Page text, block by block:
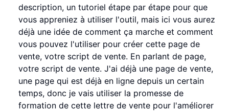
description, un tutoriel étape par étape pour que
vous appreniez à utiliser l'outil, mais ici vous aurez
déjà une idée de comment ça marche et comment
vous pouvez l'utiliser pour créer cette page de
vente, votre script de vente. En parlant de page,
votre script de vente. J'ai déjà une page de vente,
une page qui est déjà en ligne depuis un certain
temps, donc je vais utiliser la promesse de
formation de cette lettre de vente pour l'améliorer